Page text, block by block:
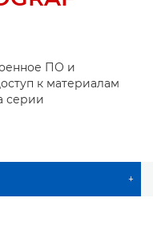
ПО и
к материалам
серии
+